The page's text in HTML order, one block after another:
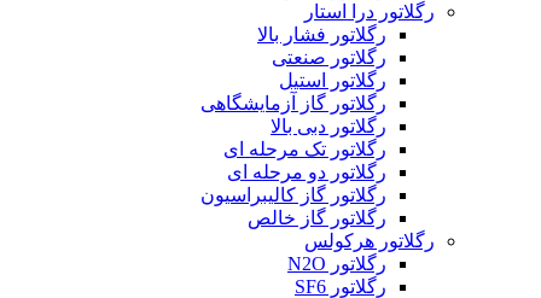
رگلاتور درا استار
رگلاتور فشار بالا
رگلاتور صنعتی
رگلاتور استیل
رگلاتور گاز آزمایشگاهی
رگلاتور دبی بالا
رگلاتور تک مرحله ای
رگلاتور دو مرحله ای
رگلاتور گاز کالیبراسیون
رگلاتور گاز خالص
رگلاتور هرکولس
رگلاتور N2O
رگلاتور SF6